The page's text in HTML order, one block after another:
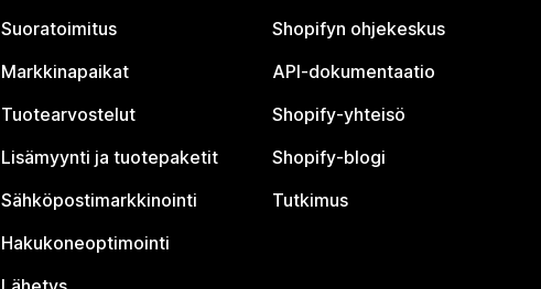
Suoratoimitus
Markkinapaikat
Tuotearvostelut
Lisämyynti ja tuotepaketit
Sähköpostimarkkinointi
Hakukoneoptimointi
Shopifyn ohjekeskus
API-dokumentaatio
Shopify-yhteisö
Shopify-blogi
Tutkimus